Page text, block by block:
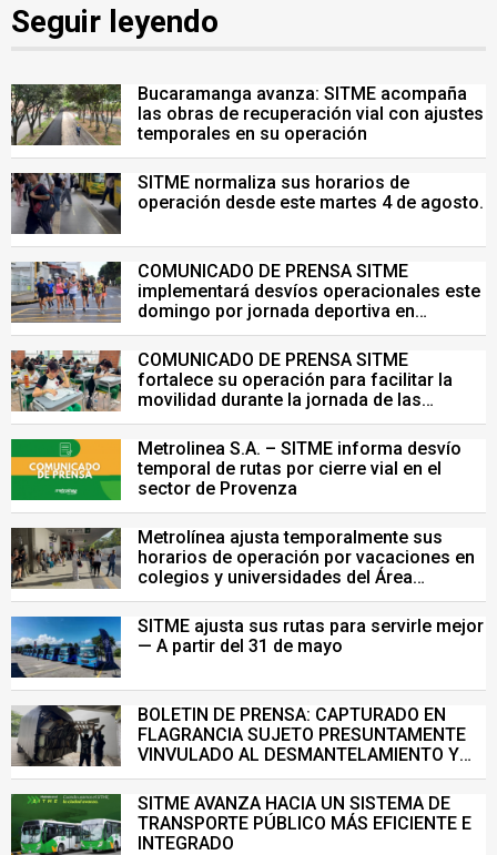
Seguir leyendo
Bucaramanga avanza: SITME acompaña
las obras de recuperación vial con ajustes
temporales en su operación
SITME normaliza sus horarios de
operación desde este martes 4 de agosto.
COMUNICADO DE PRENSA SITME
implementará desvíos operacionales este
domingo por jornada deportiva en
Bucaramanga
COMUNICADO DE PRENSA SITME
fortalece su operación para facilitar la
movilidad durante la jornada de las
Pruebas Saber del 26 de julio
Metrolinea S.A. – SITME informa desvío
temporal de rutas por cierre vial en el
sector de Provenza
Metrolínea ajusta temporalmente sus
horarios de operación por vacaciones en
colegios y universidades del Área
Metropolitana de Bucaramanga.
SITME ajusta sus rutas para servirle mejor
— A partir del 31 de mayo
BOLETIN DE PRENSA: CAPTURADO EN
FLAGRANCIA SUJETO PRESUNTAMENTE
VINVULADO AL DESMANTELAMIENTO Y
VENTA ILEGAL DE INFRAESTRUCTURA DEL
SISTEMA DE TRANSPORTE MASIVO
SITME AVANZA HACIA UN SISTEMA DE
TRANSPORTE PÚBLICO MÁS EFICIENTE E
INTEGRADO